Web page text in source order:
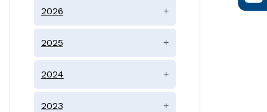
2026 +
2025 +
2024 +
2023 +